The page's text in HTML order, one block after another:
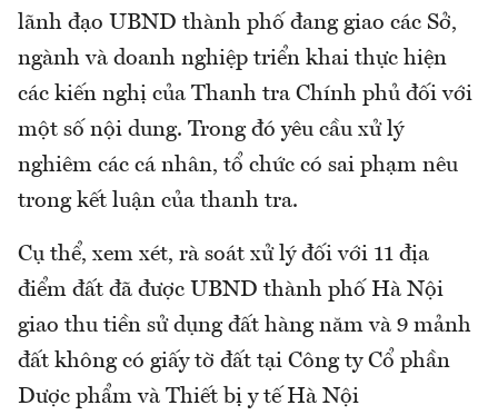
lãnh đạo UBND thành phố đang giao các Sở,
ngành và doanh nghiệp triển khai thực hiện
các kiến nghị của Thanh tra Chính phủ đối với
một số nội dung. Trong đó yêu cầu xử lý
nghiêm các cá nhân, tổ chức có sai phạm nêu
trong kết luận của thanh tra.
Cụ thể, xem xét, rà soát xử lý đối với 11 địa
điểm đất đã được UBND thành phố Hà Nội
giao thu tiền sử dụng đất hàng năm và 9 mảnh
đất không có giấy tờ đất tại Công ty Cổ phần
Dược phẩm và Thiết bị y tế Hà Nội